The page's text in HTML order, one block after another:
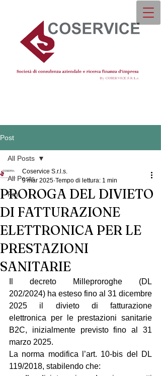
Post
All Posts
Pmi
All Posts
PROROGA DEL DIVIETO
DI FATTURAZIONE
ELETTRONICA PER LE
PRESTAZIONI
SANITARIE
Coservice S.r.l.s.
9 mar 2025 Tempo di lettura: 1 min
Il decreto Milleproroghe (DL
202/2024) ha esteso fino al 31 dicembre
2025 il divieto di fatturazione
elettronica per le prestazioni sanitarie
B2C, inizialmente previsto fino al 31
marzo 2025.
La norma modifica l’art. 10-bis del DL
119/2018, stabilendo che: